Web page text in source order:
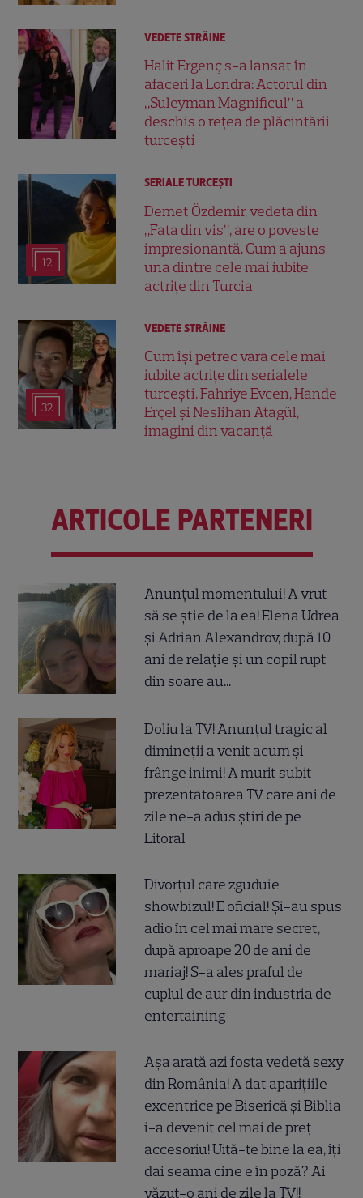
VEDETE STRĂINE
Halit Ergenç s-a lansat în
afaceri la Londra: Actorul din
„Suleyman Magnificul” a
deschis o rețea de plăcintării
turcești
12
SERIALE TURCEŞTI
Demet Özdemir, vedeta din
„Fata din vis”, are o poveste
impresionantă. Cum a ajuns
una dintre cele mai iubite
actrițe din Turcia
32
VEDETE STRĂINE
Cum își petrec vara cele mai
iubite actrițe din serialele
turcești. Fahriye Evcen, Hande
Erçel și Neslihan Atagül,
imagini din vacanță
ARTICOLE PARTENERI
Anunțul momentului! A vrut
să se știe de la ea! Elena Udrea
și Adrian Alexandrov, după 10
ani de relație și un copil rupt
din soare au...
Doliu la TV! Anunțul tragic al
dimineții a venit acum și
frânge inimi! A murit subit
prezentatoarea TV care ani de
zile ne-a adus știri de pe
Litoral
Divorțul care zguduie
showbizul! E oficial! Și-au spus
adio în cel mai mare secret,
după aproape 20 de ani de
mariaj! S-a ales praful de
cuplul de aur din industria de
entertaining
Așa arată azi fosta vedetă sexy
din România! A dat aparițiile
excentrice pe Biserică și Biblia
i-a devenit cel mai de preț
accesoriu! Uită-te bine la ea, îți
dai seama cine e în poză? Ai
văzut-o ani de zile la TV!!